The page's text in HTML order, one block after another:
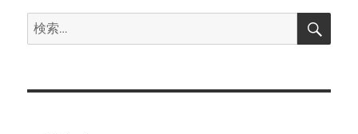
検
索:
検